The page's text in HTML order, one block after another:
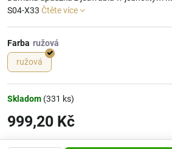
S04-X33 Čtěte více
Farba
ružová
Skladom (331 ks)
999,20 Kč